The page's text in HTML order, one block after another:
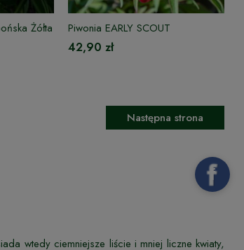
Żółta Piwonia EARLY SCOUT
42,90 zł
Następna strona
wtedy ciemniejsze liście i mniej liczne kwiaty,